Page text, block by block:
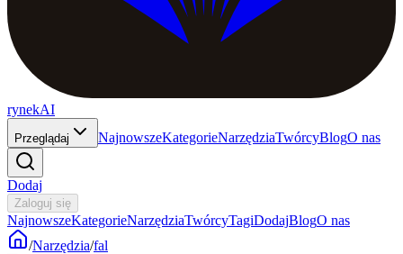
rynekAI
Przeglądaj NajnowszeKategorieNarzędziaTwórcyBlogO nas
Dodaj
Zaloguj się
NajnowszeKategorieNarzędziaTwórcyTagiDodajBlogO nas
/Narzędzia/fal